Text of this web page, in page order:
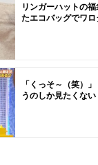
リンガーハットの
たエコバッグでワロ
「くっそ～（笑）
うのしか見たくない